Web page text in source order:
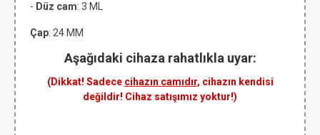
- Düz cam: 3 ML
Çap: 24 MM
Aşağıdaki cihaza rahatlıkla uyar:
(Dikkat! Sadece cihazın camıdır, cihazın kendisi
değildir! Cihaz satışımız yoktur!)